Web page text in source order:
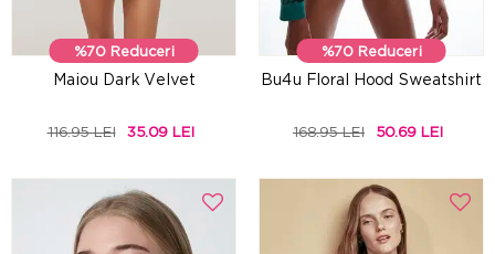
%70 Reduceri
Maiou Dark Velvet
116.95 LEI 35.09 LEI
%70 Reduceri
Bu4u Floral Hood Sweatshirt
168.95 LEI 50.69 LEI